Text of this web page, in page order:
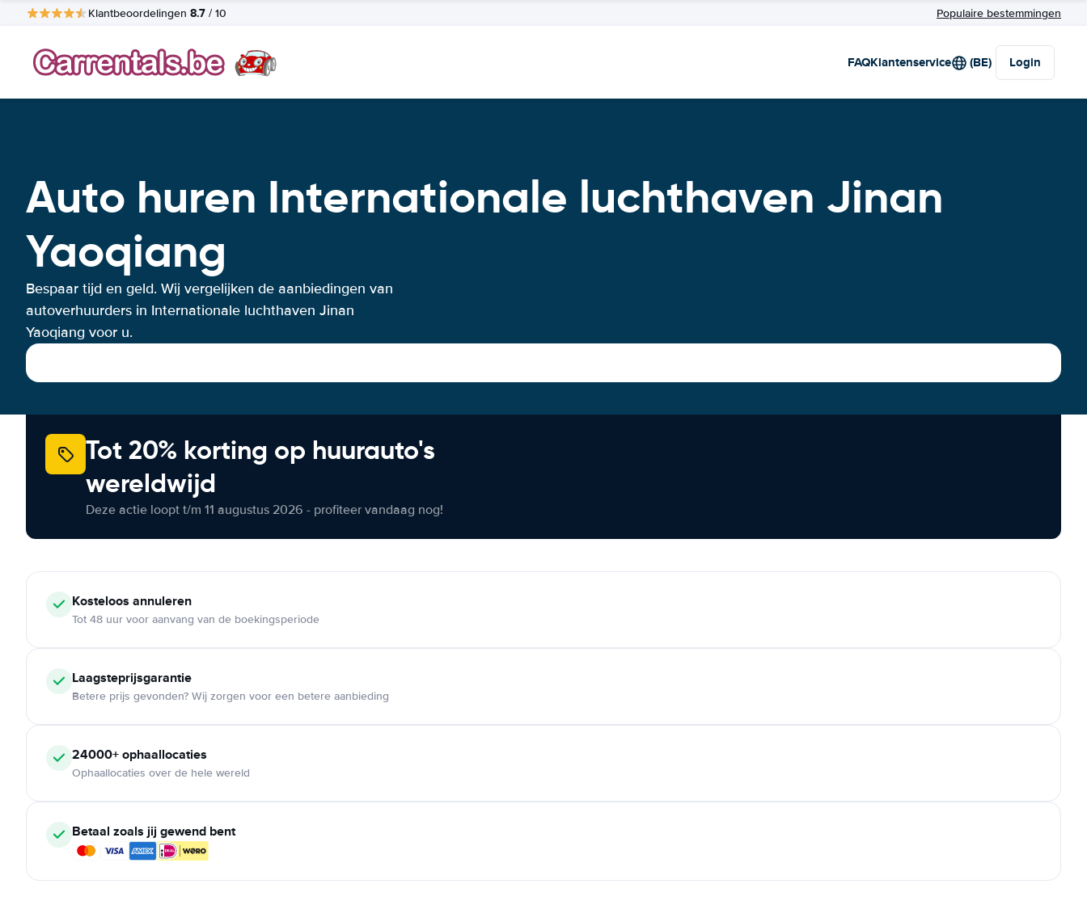
Klantbeoordelingen 8.7 / 10 Populaire bestemmingen
FAQKlantenservice (BE) Login
Auto huren Internationale luchthaven Jinan
Yaoqiang
Bespaar tijd en geld. Wij vergelijken de aanbiedingen van
autoverhuurders in Internationale luchthaven Jinan
Yaoqiang voor u.
Tot 20% korting op huurauto's
wereldwijd
Deze actie loopt t/m 11 augustus 2026 - profiteer vandaag nog!
Kosteloos annuleren
Tot 48 uur voor aanvang van de boekingsperiode
Laagsteprijsgarantie
Betere prijs gevonden? Wij zorgen voor een betere aanbieding
24000+ophaallocaties
Ophaallocaties over de hele wereld
Betaal zoals jij gewend bent